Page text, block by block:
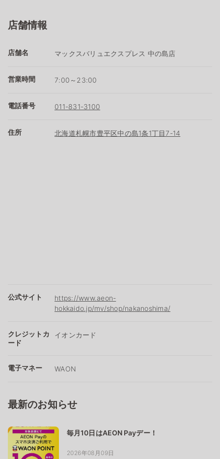
店舗情報
店舗名 マックスバリュエクスプレス 中の島店
営業時間 7:00～23:00
電話番号 011-831-3100
住所 北海道札幌市豊平区中の島1条1丁目7-14
公式サイト
https://www.aeon-
hokkaido.jp/mv/shop/nakanoshima/
クレジットカ
ード
イオンカード
電子マネー WAON
最新のお知らせ
毎月10日はAEON Payデー！
2026年08月09日